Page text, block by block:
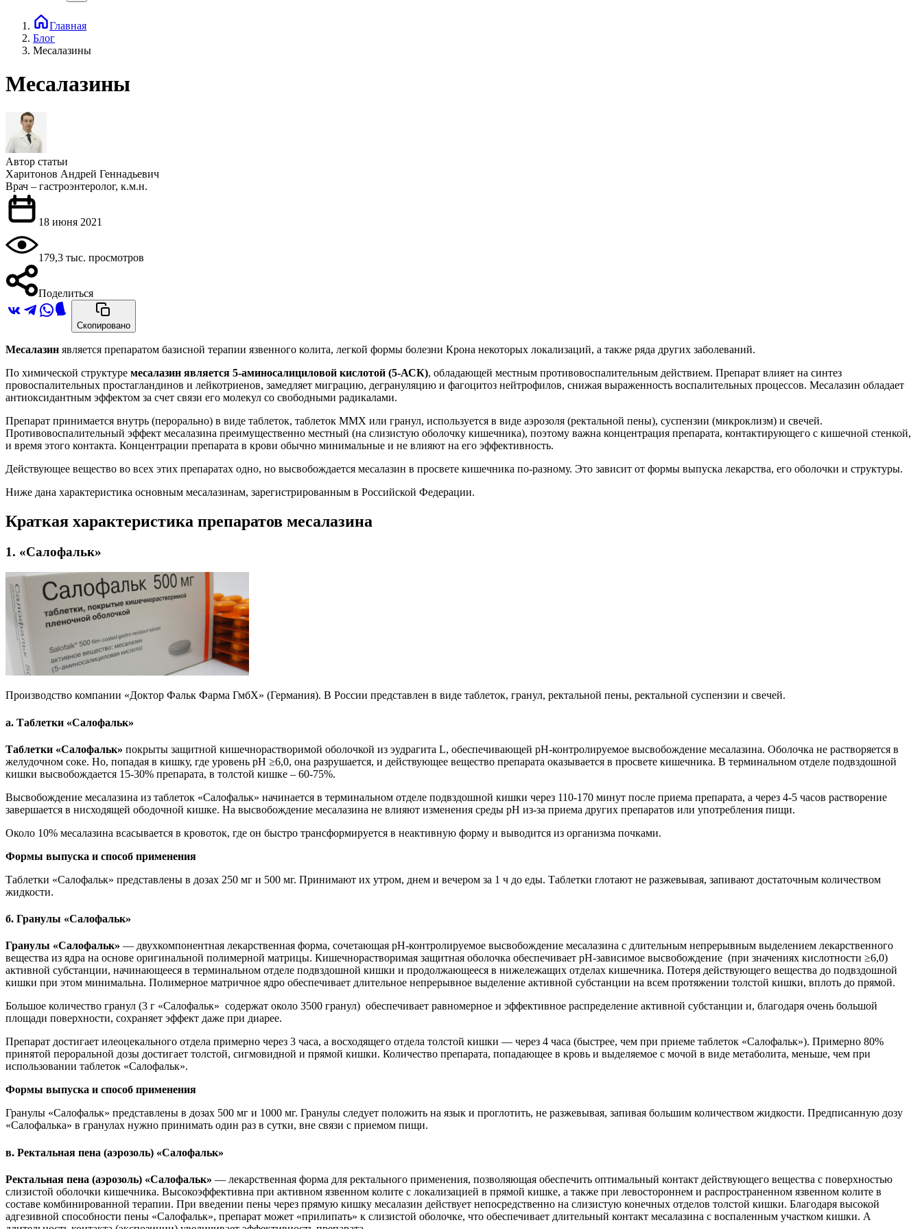
Главная
Блог
Месалазины
Месалазины
Автор статьи
Харитонов Андрей Геннадьевич
Врач – гастроэнтеролог, к.м.н.
18 июня 2021
179,3 тыс. просмотров
Поделиться
Скопировано
Месалазин является препаратом базисной терапии язвенного колита, легкой формы болезни Крона некоторых локализаций, а также ряда других заболеваний.
По химической структуре месалазин является 5-аминосалициловой кислотой (5-АСК), обладающей местным противовоспалительным действием. Препарат влияет на синтез
провоспалительных простагландинов и лейкотриенов, замедляет миграцию, дегрануляцию и фагоцитоз нейтрофилов, снижая выраженность воспалительных процессов. Месалазин обладает
антиоксидантным эффектом за счет связи его молекул со свободными радикалами.
Препарат принимается внутрь (перорально) в виде таблеток, таблеток MMX или гранул, используется в виде аэрозоля (ректальной пены), суспензии (микроклизм) и свечей.
Противовоспалительный эффект месалазина преимущественно местный (на слизистую оболочку кишечника), поэтому важна концентрация препарата, контактирующего с кишечной стенкой,
и время этого контакта. Концентрации препарата в крови обычно минимальные и не влияют на его эффективность.
Действующее вещество во всех этих препаратах одно, но высвобождается месалазин в просвете кишечника по-разному. Это зависит от формы выпуска лекарства, его оболочки и структуры.
Ниже дана характеристика основным месалазинам, зарегистрированным в Российской Федерации.
Краткая характеристика препаратов месалазина
1. «Салофальк»
Производство компании «Доктор Фальк Фарма ГмбХ» (Германия). В России представлен в виде таблеток, гранул, ректальной пены, ректальной суспензии и свечей.
а. Таблетки «Салофальк»
Таблетки «Салофальк» покрыты защитной кишечнорастворимой оболочкой из эудрагита L, обеспечивающей pH-контролируемое высвобождение месалазина. Оболочка не растворяется в
желудочном соке. Но, попадая в кишку, где уровень pH ≥6,0, она разрушается, и действующее вещество препарата оказывается в просвете кишечника. В терминальном отделе подвздошной
кишки высвобождается 15-30% препарата, в толстой кишке – 60-75%.
Высвобождение месалазина из таблеток «Салофальк» начинается в терминальном отделе подвздошной кишки через 110-170 минут после приема препарата, а через 4-5 часов растворение
завершается в нисходящей ободочной кишке. На высвобождение месалазина не влияют изменения среды рН из-за приема других препаратов или употребления пищи.
Около 10% месалазина всасывается в кровоток, где он быстро трансформируется в неактивную форму и выводится из организма почками.
Формы выпуска и способ применения
Таблетки «Салофальк» представлены в дозах 250 мг и 500 мг. Принимают их утром, днем и вечером за 1 ч до еды. Таблетки глотают не разжевывая, запивают достаточным количеством
жидкости.
б. Гранулы «Салофальк»
Гранулы «Салофальк» — двухкомпонентная лекарственная форма, сочетающая pH-контролируемое высвобождение месалазина с длительным непрерывным выделением лекарственного
вещества из ядра на основе оригинальной полимерной матрицы. Кишечнорастворимая защитная оболочка обеспечивает pH-зависимое высвобождение (при значениях кислотности ≥6,0)
активной субстанции, начинающееся в терминальном отделе подвздошной кишки и продолжающееся в нижележащих отделах кишечника. Потеря действующего вещества до подвздошной
кишки при этом минимальна. Полимерное матричное ядро обеспечивает длительное непрерывное выделение активной субстанции на всем протяжении толстой кишки, вплоть до прямой.
Большое количество гранул (3 г «Салофальк» содержат около 3500 гранул) обеспечивает равномерное и эффективное распределение активной субстанции и, благодаря очень большой
площади поверхности, сохраняет эффект даже при диарее.
Препарат достигает илеоцекального отдела примерно через 3 часа, а восходящего отдела толстой кишки — через 4 часа (быстрее, чем при приеме таблеток «Салофальк»). Примерно 80%
принятой пероральной дозы достигает толстой, сигмовидной и прямой кишки. Количество препарата, попадающее в кровь и выделяемое с мочой в виде метаболита, меньше, чем при
использовании таблеток «Салофальк».
Формы выпуска и способ применения
Гранулы «Салофальк» представлены в дозах 500 мг и 1000 мг. Гранулы следует положить на язык и проглотить, не разжевывая, запивая большим количеством жидкости. Предписанную дозу
«Салофалька» в гранулах нужно принимать один раз в сутки, вне связи с приемом пищи.
в. Ректальная пена (аэрозоль) «Салофальк»
Ректальная пена (аэрозоль) «Салофальк» — лекарственная форма для ректального применения, позволяющая обеспечить оптимальный контакт действующего вещества с поверхностью
слизистой оболочки кишечника. Высокоэффективна при активном язвенном колите с локализацией в прямой кишке, а также при левостороннем и распространенном язвенном колите в
составе комбинированной терапии. При введении пены через прямую кишку месалазин действует непосредственно на слизистую конечных отделов толстой кишки. Благодаря высокой
адгезивной способности пены «Салофальк», препарат может «прилипать» к слизистой оболочке, что обеспечивает длительный контакт месалазина с воспаленным участком кишки. А